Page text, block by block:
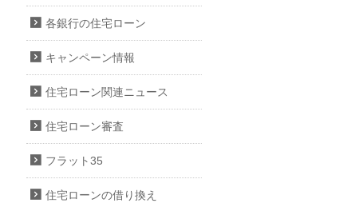
各銀行の住宅ローン
キャンペーン情報
住宅ローン関連ニュース
住宅ローン審査
フラット35
住宅ローンの借り換え